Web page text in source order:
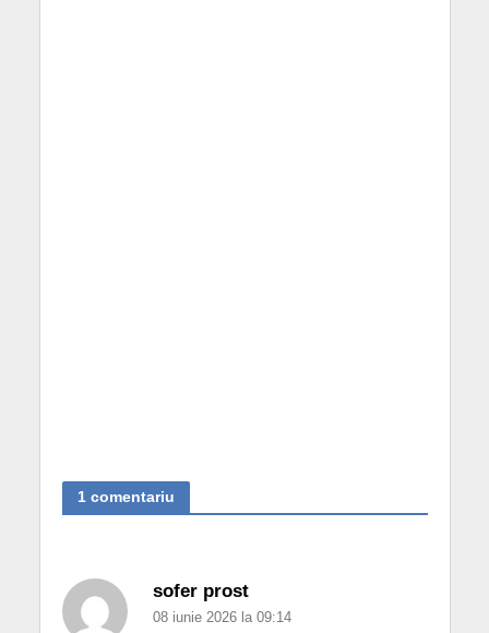
1 comentariu
sofer prost
08 iunie 2026 la 09:14